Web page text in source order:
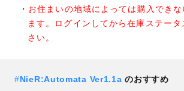
お住まいの地域によっては購入でき
ます。ログインしてから在庫ステー
さい。
#NieR:Automata Ver1.1a のおすすめ